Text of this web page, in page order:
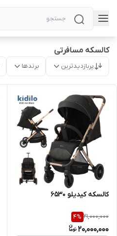
کالسکه مسافرتی
پربازدیدترین برندها
کالسکه کیدیلو ۶۵۳۰
21,000,000
4%
20,000,000